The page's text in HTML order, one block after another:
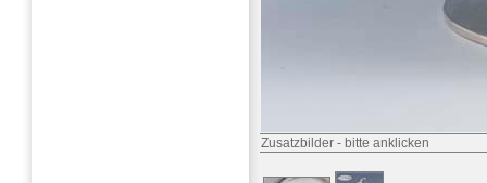
Zusatzbilder - bitte anklicken